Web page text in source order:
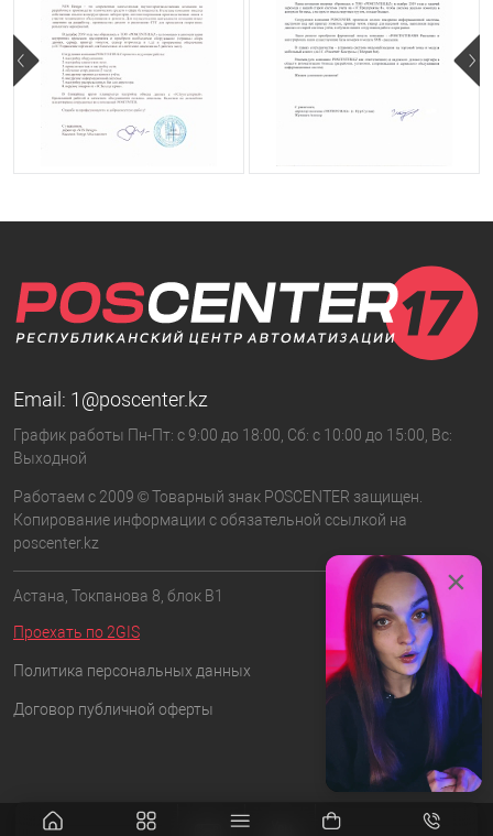
Email: 1@poscenter.kz
График работы Пн-Пт: с 9:00 до 18:00, Сб: с 10:00 до 15:00, Вс:
Выходной
Работаем с 2009 © Товарный знак POSCENTER защищен.
Копирование информации с обязательной ссылкой на
poscenter.kz
Астана, Токпанова 8, блок B1
Проехать по 2GIS
Политика персональных данных
Договор публичной оферты
×